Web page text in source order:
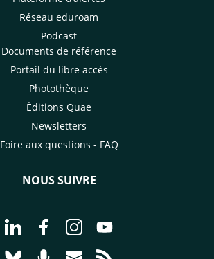
Réseau eduroam
Podcast
Documents de référence
Portail du libre accès
Photothèque
Éditions Quae
Newsletters
Foire aux questions - FAQ
NOUS SUIVRE
Aller à la page Nous suivre sur
Aller à la page Nous suivre sur
Aller à la page Nous
Aller à la page